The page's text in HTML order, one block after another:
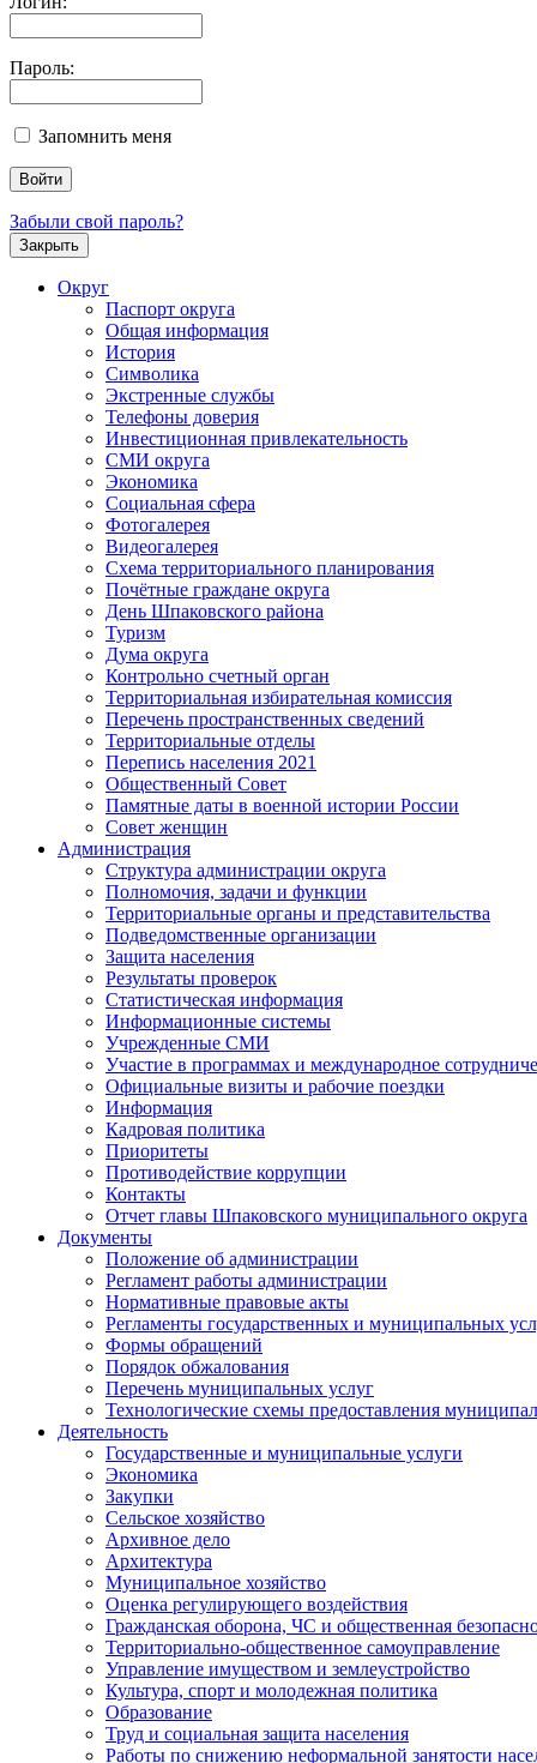
Пароль:
Запомнить меня
Забыли свой пароль?
Закрыть
Округ
Паспорт округа
Общая информация
История
Символика
Экстренные службы
Телефоны доверия
Инвестиционная привлекательность
СМИ округа
Экономика
Социальная сфера
Фотогалерея
Видеогалерея
Схема территориального планирования
Почётные граждане округа
День Шпаковского района
Туризм
Дума округа
Контрольно счетный орган
Территориальная избирательная комиссия
Перечень пространственных сведений
Территориальные отделы
Перепись населения 2021
Общественный Совет
Памятные даты в военной истории России
Совет женщин
Администрация
Структура администрации округа
Полномочия, задачи и функции
Территориальные органы и представительства
Подведомственные организации
Защита населения
Результаты проверок
Статистическая информация
Информационные системы
Учрежденные СМИ
Участие в программах и международное
Официальные визиты и рабочие поездки
Информация
Кадровая политика
Приоритеты
Противодействие коррупции
Контакты
Отчет главы Шпаковского муниципального округа
Документы
Положение об администрации
Регламент работы администрации
Нормативные правовые акты
Регламенты государственных и муниципальных
Формы обращений
Порядок обжалования
Перечень муниципальных услуг
Технологические схемы предоставления
Деятельность
Государственные и муниципальные услуги
Экономика
Закупки
Сельское хозяйство
Архивное дело
Архитектура
Муниципальное хозяйство
Оценка регулирующего воздействия
Гражданская оборона, ЧС и общественная
Территориально-общественное самоуправление
Управление имуществом и землеустройство
Культура, спорт и молодежная политика
Образование
Труд и социальная защита населения
Работы по снижению неформальной занятости